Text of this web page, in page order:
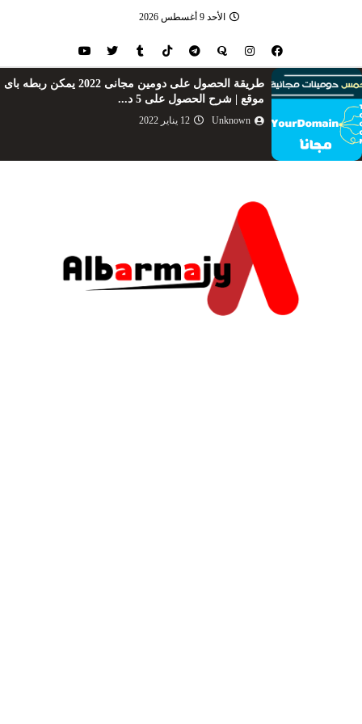
الأحد 9 أغسطس 2026
طريقة الحصول على دومين مجانى 2022 يمكن ربطه باى
موقع | شرح الحصول على 5 د...
Unknown 12 يناير 2022